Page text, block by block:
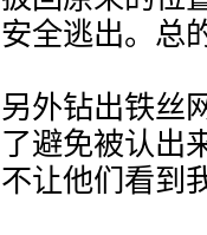
安全逃出。总
另外钻出铁丝
了避免被认出
不让他们看到